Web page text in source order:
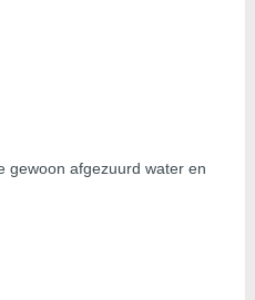
gewoon afgezuurd water en